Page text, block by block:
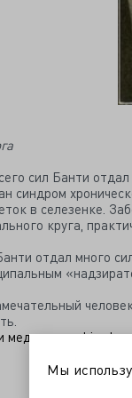
сил Банти
синдром
в селезенке.
круга,
отдал много
медицины в
Мы